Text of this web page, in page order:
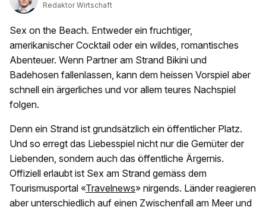
Redaktor Wirtschaft
Sex on the Beach. Entweder ein fruchtiger,
amerikanischer Cocktail oder ein wildes, romantisches
Abenteuer. Wenn Partner am Strand Bikini und
Badehosen fallenlassen, kann dem heissen Vorspiel aber
schnell ein ärgerliches und vor allem teures Nachspiel
folgen.
Denn ein Strand ist grundsätzlich ein öffentlicher Platz.
Und so erregt das Liebesspiel nicht nur die Gemüter der
Liebenden, sondern auch das öffentliche Ärgernis.
Offiziell erlaubt ist Sex am Strand gemäss dem
Tourismusportal «Travelnews» nirgends. Länder reagieren
aber unterschiedlich auf einen Zwischenfall am Meer und